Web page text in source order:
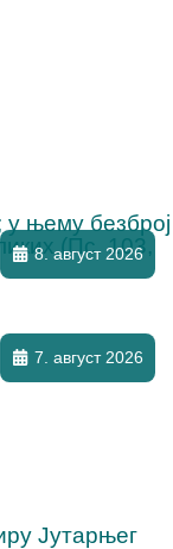
у њему безброј
(Пс. 103,
8. август 2026
Јутарњег
7. август 2026